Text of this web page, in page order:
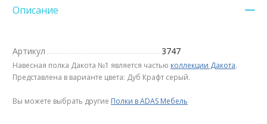
Описание
Артикул 3747
Навесная полка Дакота №1 является частью коллекции Дакота.
Представлена в варианте цвета: Дуб Крафт серый.
Вы можете выбрать другие Полки в ADAS Мебель